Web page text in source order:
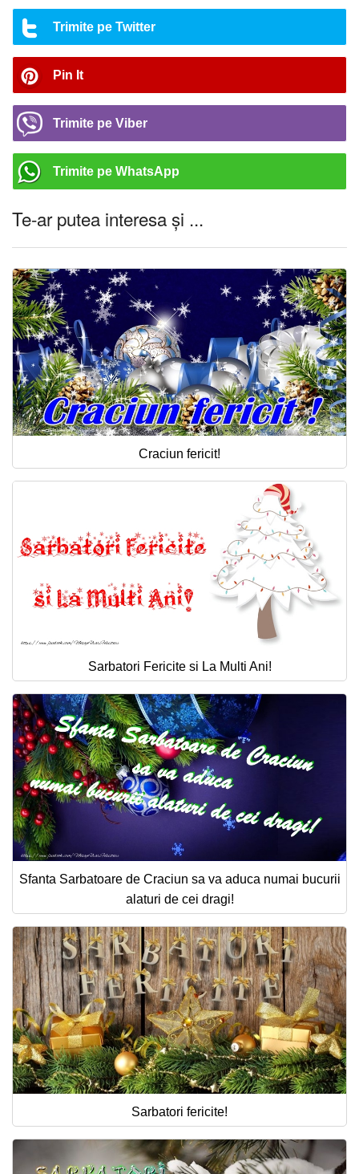
Trimite pe Twitter
Pin It
Trimite pe Viber
Trimite pe WhatsApp
Te-ar putea interesa și ...
Craciun fericit!
Sarbatori Fericite si La Multi Ani!
Sfanta Sarbatoare de Craciun sa va aduca numai bucurii
alaturi de cei dragi!
Sarbatori fericite!